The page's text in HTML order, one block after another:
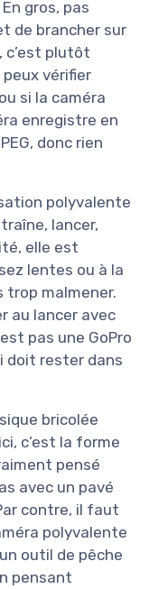
gros, pas
de brancher sur
c’est plutôt
vérifier
si la caméra
enregistre en
donc rien
polyvalente
lancer,
elle est
lentes ou à la
trop malmener.
au lancer avec
pas une GoPro
doit rester dans
bricolée
c’est la forme
pensé
avec un pavé
contre, il faut
polyvalente
outil de pêche
pensant